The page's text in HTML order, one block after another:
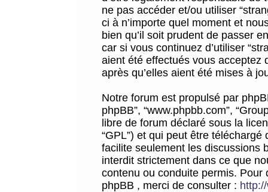
ne pas accéder et/ou utiliser
ci à n’importe quel moment et
bien qu’il soit prudent de passer
car si vous continuez d’utiliser
aient été effectués vous acceptez
après qu’elles aient été mises à
Notre forum est propulsé par
phpBB”, “www.phpbb.com”,
libre de forum déclaré sous la
“GPL”) et qui peut être téléchargé
facilite seulement les discussions
interdit strictement dans ce que
contenu ou conduite permis.
phpBB , merci de consulter :